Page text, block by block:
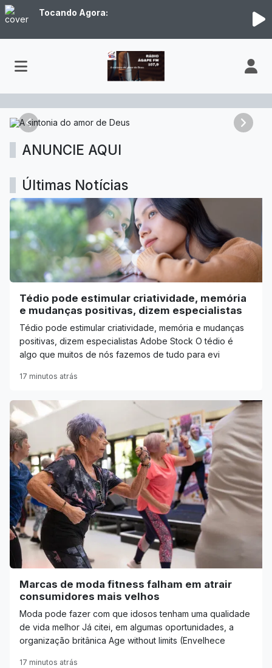
Tocando Agora:
SITE RÁDIO 2
Anterior
ANUNCIE AQUI
Últimas Notícias
Tédio pode estimular criatividade, memória
e mudanças positivas, dizem especialistas
Tédio pode estimular criatividade, memória e mudanças
positivas, dizem especialistas Adobe Stock O tédio é
algo que muitos de nós fazemos de tudo para evi
17 minutos atrás
Marcas de moda fitness falham em atrair
consumidores mais velhos
Moda pode fazer com que idosos tenham uma qualidade
de vida melhor Já citei, em algumas oportunidades, a
organização britânica Age without limits (Envelhece
17 minutos atrás